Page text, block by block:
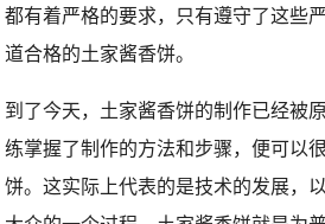
都有着严格的要求，只有遵守了这些
道合格的土家酱香饼。
到了今天，土家酱香饼的制作已经被
练掌握了制作的方法和步骤，便可以
饼。这实际上代表的是技术的发展，